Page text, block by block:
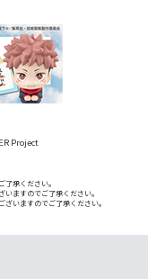
Project
承ください。
ますのでご了承ください。
いますのでご了承ください。